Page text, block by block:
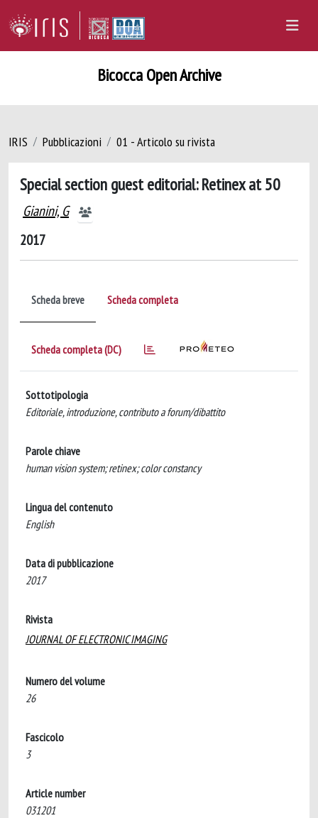
Bicocca Open Archive
IRIS Pubblicazioni 01 - Articolo su rivista
Special section guest editorial: Retinex at 50
Gianini, G
2017
Scheda breve Scheda completa
Scheda completa (DC)
Sottotipologia
Editoriale, introduzione, contributo a forum/dibattito
Parole chiave
human vision system; retinex; color constancy
Lingua del contenuto
English
Data di pubblicazione
2017
Rivista
JOURNAL OF ELECTRONIC IMAGING
Numero del volume
26
Fascicolo
3
Article number
031201